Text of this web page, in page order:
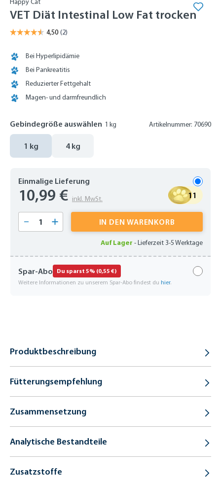
Happy Cat
VET Diät Intestinal Low Fat trocken
Bei Hyperlipidämie
Bei Pankreatitis
Reduzierter Fettgehalt
Magen- und darmfreundlich
Gebindegröße auswählen 1 kg Artikelnummer: 70690
1 kg 4 kg
Einmalige Lieferung
10,99 € inkl. MwSt. 11
Produkt Anzahl: Gib den gewünschten
IN DEN WARENKORB
Auf Lager -Lieferzeit 3-5 Werktage
Spar-Abo Du sparst 5% (0,55 €)
Weitere Informationen zu unserem Spar-Abo findest du hier.
Produktbeschreibung
Fütterungsempfehlung
Zusammensetzung
Analytische Bestandteile
Zusatzstoffe